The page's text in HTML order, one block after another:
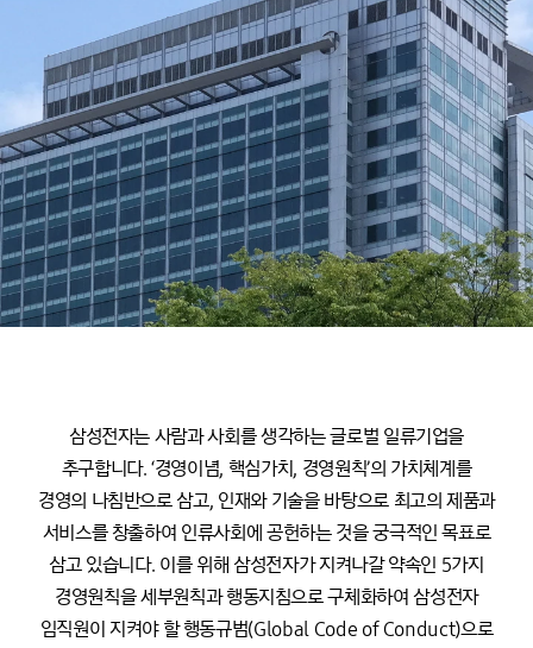
삼성전자는 사람과 사회를 생각하는 글로벌 일류기업을
추구합니다. ‘경영이념, 핵심가치, 경영원칙’의 가치체계를
경영의 나침반으로 삼고, 인재와 기술을 바탕으로 최고의 제품과
서비스를 창출하여 인류사회에 공헌하는 것을 궁극적인 목표로
삼고 있습니다. 이를 위해 삼성전자가 지켜나갈 약속인 5가지
경영원칙을 세부원칙과 행동지침으로 구체화하여 삼성전자
임직원이 지켜야 할 행동규범(Global Code of Conduct)으로